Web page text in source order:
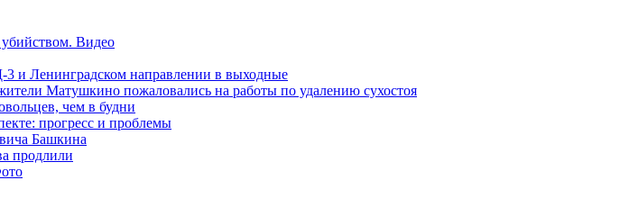
убийством. Видео
и Ленинградском направлении в выходные
Матушкино пожаловались на работы по удалению сухостоя
чем в будни
прогресс и проблемы
Башкина
продлили